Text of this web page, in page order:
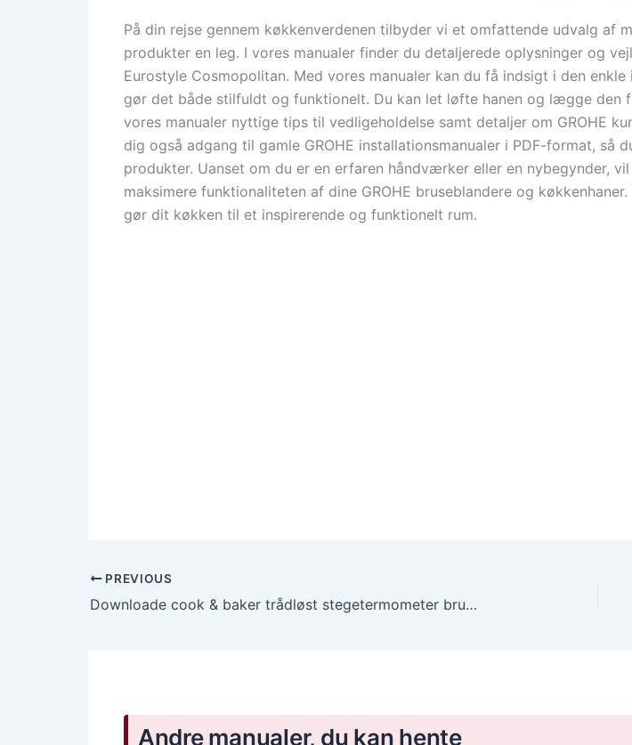
På din rejse gennem køkkenverdenen tilbyder vi et omfattende udvalg af
produkter en leg. I vores manualer finder du detaljerede oplysninger og
Eurostyle Cosmopolitan. Med vores manualer kan du få indsigt i den
gør det både stilfuldt og funktionelt. Du kan let løfte hanen og lægge den
vores manualer nyttige tips til vedligeholdelse samt detaljer om GROHE
dig også adgang til gamle GROHE installationsmanualer i PDF-format,
produkter. Uanset om du er en erfaren håndværker eller en nybegynder,
maksimere funktionaliteten af dine GROHE bruseblandere og
gør dit køkken til et inspirerende og funktionelt rum.
PREVIOUS
Downloade cook & baker trådløst stegetermometer brugsanvisning – Gratis, PDF
Andre manualer, du kan hente